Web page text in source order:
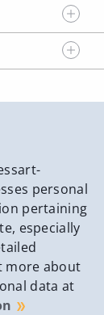
and the
bw will
on the SPO
personal
pertaining
especially
more about
data at